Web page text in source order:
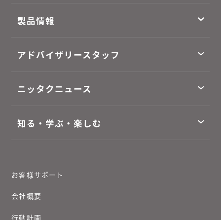
製品情報
アドバイザリースタッフ
ニッタクニュース
知る・学ぶ・楽しむ
お客様サポート
会社概要
行動計画